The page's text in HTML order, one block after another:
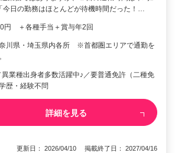
今日の勤務はほとんどが待機時間だった！…
円 ＋各種手当＋賞与年2回
川県・埼玉県内各所 ※首都圏エリアで通勤を
業種出身者多数活躍中♪／要普通免許（二種免
歴・経験不問
詳細を見る
更新日： 2026/04/10 掲載終了日： 2027/04/16